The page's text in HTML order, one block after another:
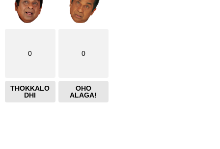
0
THOKKALO
DHI
0
OHO
ALAGA!